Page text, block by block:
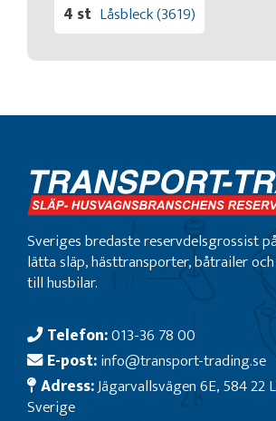
4 st Låsbleck (3619)
Sveriges bredaste reservdelsgrossist
lätta släp, hästtransporter, båtrailer
till husbilar.
Telefon:013-36 78 00
E-post:info@transport-trading.se
Adress:Jägarvallsvägen 6E, 584 22
Sverige